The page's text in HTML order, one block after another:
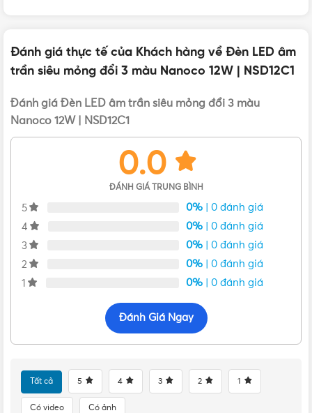
Đèn LED âm trần Nanoco 12W Đổi 3 Màu – NSD12C1
Với một chiếc đèn có thể thay đổi ánh sáng từ trắng qua
vàng rồi qua trung tính tùy theo cảm xúc của người dùng là
một chiếc đèn thông minh, người dùng có thể chọn màu tùy
thích theo ý thích của mình mà không cần phải lắp đặt quá
nhiều loại đèn gây hiện tượng rối mắt, mất thẩm mỹ.
Các dòng
của Nanoco NSD12C1 có
thể dùng được cho mọi không gian như phòng khách,
làm việc phòng vẻ cũng rất tối ưu vì nó có độ màu chính
xác lên đến CRI80. Với tuổi thọ chiếc đèn lên đến 25.000
giờ thì người dùng có thể an tâm lựa chọn chiếc đèn giá rẻ
này để lắp đặt cả căn nhà nhé.
Đánh giá thực tế của Khách hàng về Đèn LED âm
trần siêu mỏng đổi 3 màu Nanoco 12W | NSD12C1
Đánh giá Đèn LED âm trần siêu mỏng đổi 3 màu
Nanoco 12W | NSD12C1
0.0
ĐÁNH GIÁ TRUNG BÌNH
5 0% | 0 đánh giá
4
0% | 0 đánh giá
3
0% | 0 đánh giá
2
0% | 0 đánh giá
1
0% | 0 đánh giá
Đánh Giá Ngay
Tất cả 5 4 3 2 1
Có video Có ảnh